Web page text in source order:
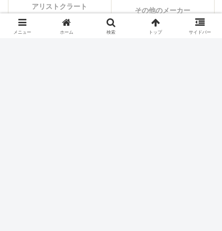
アリストクラート その他のメーカー
メニュー ホーム 検索 トップ サイドバー